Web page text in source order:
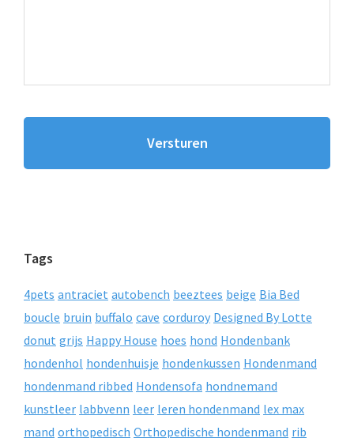
Tags
4pets antraciet autobench beeztees beige Bia Bed
boucle bruin buffalo cave corduroy Designed By Lotte
donut grijs Happy House hoes hond Hondenbank
hondenhol hondenhuisje hondenkussen Hondenmand
hondenmand ribbed Hondensofa hondnemand
kunstleer labbvenn leer leren hondenmand lex max
mand orthopedisch Orthopedische hondenmand rib